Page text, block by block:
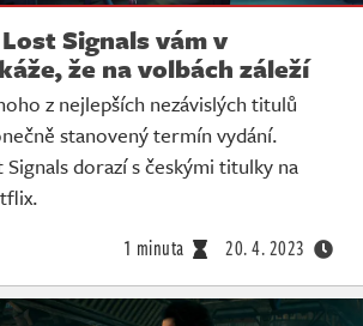
Signals vám v
že na volbách záleží
z nejlepších nezávislých titulů
stanovený termín vydání.
dorazí s českými titulky na
1 minuta 20. 4. 2023